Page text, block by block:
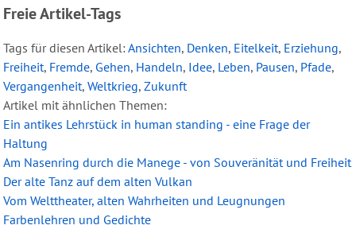
Freie Artikel-Tags
Tags für diesen Artikel:Ansichten, Denken, Eitelkeit, Erziehung,
Freiheit, Fremde, Gehen, Handeln, Idee, Leben, Pausen, Pfade,
Vergangenheit,Weltkrieg,Zukunft
Artikel mit ähnlichen Themen:
Ein antikes Lehrstück in human standing - eine Frage der
Haltung
Am Nasenring durch die Manege - von Souveränität und Freiheit
Der alte Tanz auf dem alten Vulkan
Vom Welttheater, alten Wahrheiten und Leugnungen
Farbenlehren und Gedichte